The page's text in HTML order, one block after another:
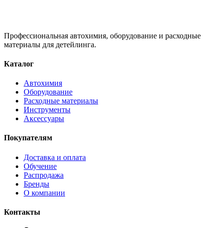
Профессиональная автохимия, оборудование и расходные
материалы для детейлинга.
Каталог
Автохимия
Оборудование
Расходные материалы
Инструменты
Аксессуары
Покупателям
Доставка и оплата
Обучение
Распродажа
Бренды
О компании
Контакты